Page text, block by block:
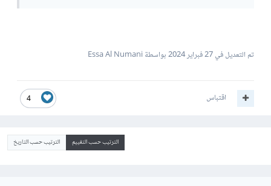
تم التعديل في27 فبراير 2024 بواسطة Essa Al Numani
4 اقتباس
الترتيب حسب التقييم الترتيب حسب التاريخ